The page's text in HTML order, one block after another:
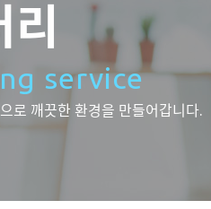
service
로 깨끗한 환경을 만들어갑니다.